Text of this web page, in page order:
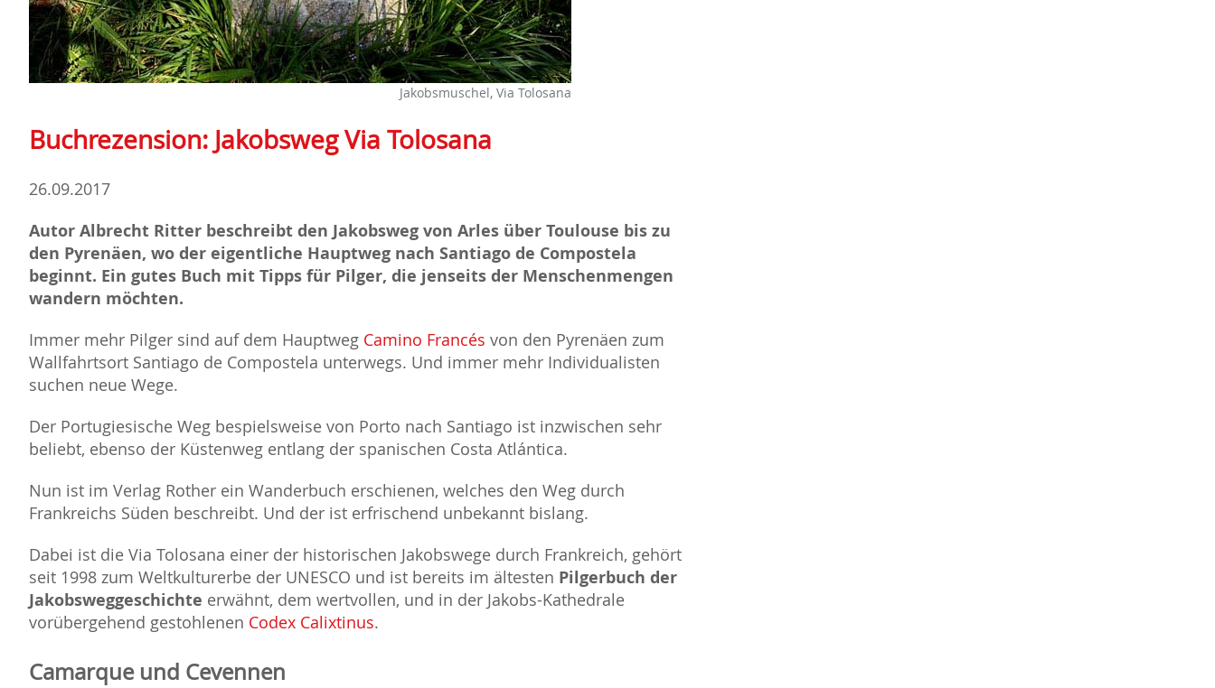
Jakobsmuschel, Via Tolosana
Buchrezension: Jakobsweg Via Tolosana
26.09.2017
Autor Albrecht Ritter beschreibt den Jakobsweg von Arles über Toulouse bis zu
den Pyrenäen, wo der eigentliche Hauptweg nach Santiago de Compostela
beginnt. Ein gutes Buch mit Tipps für Pilger, die jenseits der Menschenmengen
wandern möchten.
Immer mehr Pilger sind auf dem Hauptweg Camino Francés von den Pyrenäen zum
Wallfahrtsort Santiago de Compostela unterwegs. Und immer mehr Individualisten
suchen neue Wege.
Der Portugiesische Weg bespielsweise von Porto nach Santiago ist inzwischen sehr
beliebt, ebenso der Küstenweg entlang der spanischen Costa Atlántica.
Nun ist im Verlag Rother ein Wanderbuch erschienen, welches den Weg durch
Frankreichs Süden beschreibt. Und der ist erfrischend unbekannt bislang.
Dabei ist die Via Tolosana einer der historischen Jakobswege durch Frankreich, gehört
seit 1998 zum Weltkulturerbe der UNESCO und ist bereits im ältesten Pilgerbuch der
Jakobsweggeschichte erwähnt, dem wertvollen, und in der Jakobs-Kathedrale
vorübergehend gestohlenen Codex Calixtinus.
Camarque und Cevennen